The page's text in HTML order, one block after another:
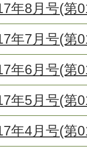
年8月号(第
年7月号(第
年6月号(第
年5月号(第
年4月号(第